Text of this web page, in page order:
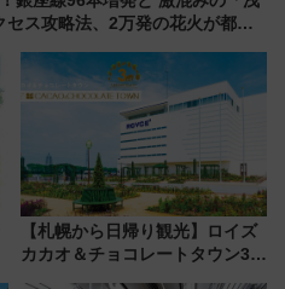
ス攻略法、2万発の花火が都心
【札幌から日帰り観光】ロイズ
カカオ＆チョコレートタウン3周